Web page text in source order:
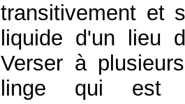
transitivement et
liquide d'un lieu
Verser à
linge qui est